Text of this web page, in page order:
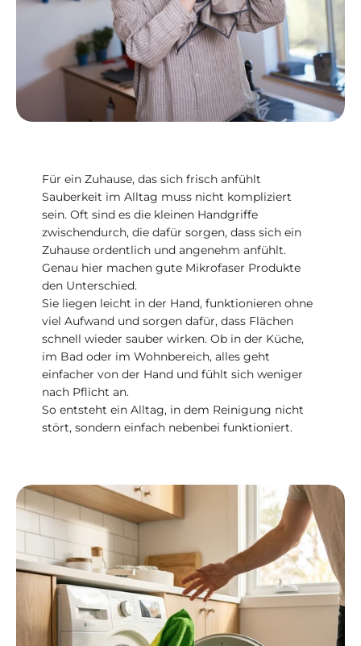
Für ein Zuhause, das sich frisch anfühlt
Sauberkeit im Alltag muss nicht kompliziert
sein. Oft sind es die kleinen Handgriffe
zwischendurch, die dafür sorgen, dass sich ein
Zuhause ordentlich und angenehm anfühlt.
Genau hier machen gute Mikrofaser Produkte
den Unterschied.
Sie liegen leicht in der Hand, funktionieren ohne
viel Aufwand und sorgen dafür, dass Flächen
schnell wieder sauber wirken. Ob in der Küche,
im Bad oder im Wohnbereich, alles geht
einfacher von der Hand und fühlt sich weniger
nach Pflicht an.
So entsteht ein Alltag, in dem Reinigung nicht
stört, sondern einfach nebenbei funktioniert.